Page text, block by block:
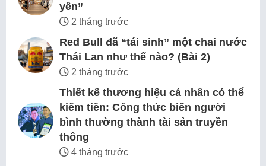
yên”
2 tháng trước
Red Bull đã “tái sinh” một chai nước
Thái Lan như thế nào? (Bài 2)
2 tháng trước
Thiết kế thương hiệu cá nhân có thể
kiếm tiền: Công thức biến người
bình thường thành tài sản truyền
thông
4 tháng trước